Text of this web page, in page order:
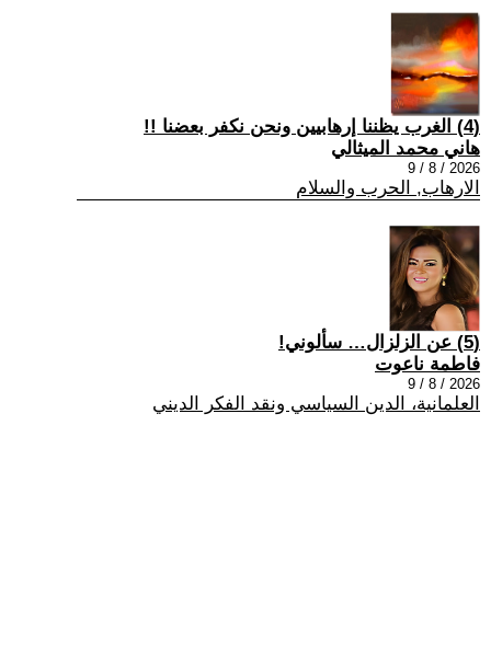
(4) الغرب يظننا إرهابيين ونحن نكفر بعضنا !!
هاني محمد الميثالي
2026 / 8 / 9
الارهاب, الحرب والسلام
(5) عن الزلزال… سألوني!
فاطمة ناعوت
2026 / 8 / 9
العلمانية، الدين السياسي ونقد الفكر الديني